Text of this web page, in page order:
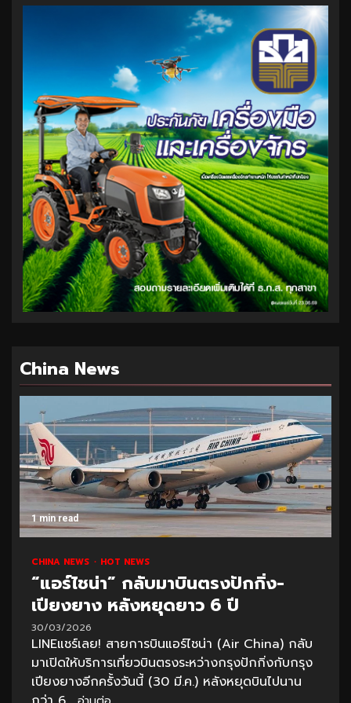
China News
1 min read
CHINA NEWS HOT NEWS
“แอร์ไชน่า” กลับมาบินตรงปักกิ่ง-
เปียงยาง หลังหยุดยาว 6 ปี
30/03/2026
LINEแชร์เลย! สายการบินแอร์ไชน่า (Air China) กลับ
มาเปิดให้บริการเที่ยวบินตรงระหว่างกรุงปักกิ่งกับกรุง
เปียงยางอีกครั้งวันนี้ (30 มี.ค.) หลังหยุดบินไปนาน